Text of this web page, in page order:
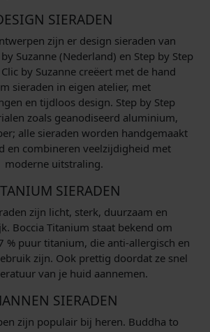
SIERADEN
zijn er design sieraden van
Suzanne (Nederland) en Step by Step
by Suzanne creëert met de hand
sieraden in eigen atelier, met
en tijdloos design. Step by Step
zoals geanodiseerd aluminium,
alle sieraden worden handgemaakt
en combineren veelzijdigheid met
moderne uitstraling.
SIERADEN
zijn licht, sterk, duurzaam en
Boccia Titanium staat bekend om
% puur titanium, die anti-allergisch en
zijn. Ook prettig doordat ze snel
van je huid aannemen.
SIERADEN
zijn populair bij heren. Buddha to